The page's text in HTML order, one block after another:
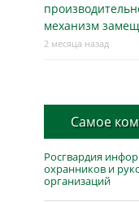
механизм
2 месяца назад
Самое
Росгвардия
охранников и
организаций